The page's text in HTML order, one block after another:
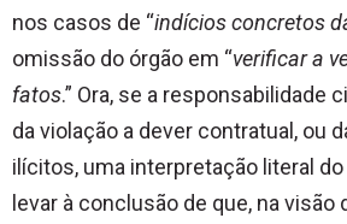
nos casos de “indícios concretos
omissão do órgão em “verificar a
fatos.” Ora, se a responsabilidade
da violação a dever contratual, ou
ilícitos, uma interpretação literal
levar à conclusão de que, na visão